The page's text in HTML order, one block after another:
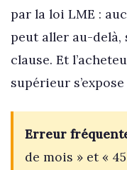
par la loi LME :
peut aller au-delà,
clause. Et
supérieur
Erreur
de mois » et «